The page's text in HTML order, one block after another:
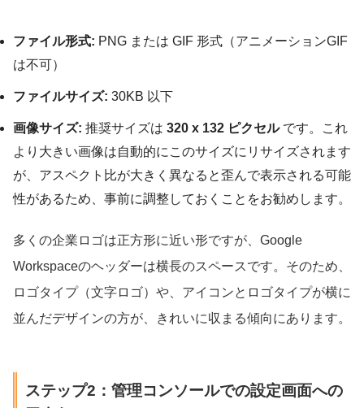
ファイル形式: PNG または GIF 形式（アニメーションGIF
は不可）
ファイルサイズ: 30KB 以下
画像サイズ: 推奨サイズは 320 x 132 ピクセルです。これ
より大きい画像は自動的にこのサイズにリサイズされます
が、アスペクト比が大きく異なると歪んで表示される可能
性があるため、事前に調整しておくことをお勧めします。
多くの企業ロゴは正方形に近い形ですが、Google
Workspaceのヘッダーは横長のスペースです。そのため、
ロゴタイプ（文字ロゴ）や、アイコンとロゴタイプが横に
並んだデザインの方が、きれいに収まる傾向にあります。
ステップ2：管理コンソールでの設定画面への